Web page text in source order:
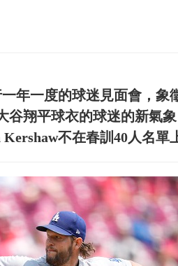
年一度的球迷見面會，象
谷翔平球衣的球迷的新氣
不在春訓40人名單